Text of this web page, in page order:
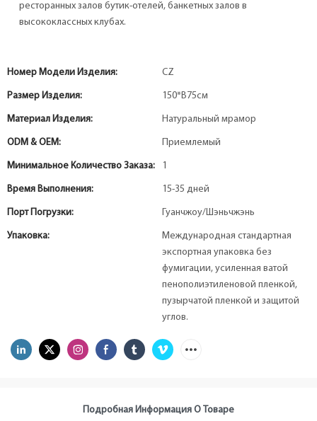
ресторанных залов бутик-отелей, банкетных залов в
высококлассных клубах.
Номер Модели Изделия: CZ
Размер Изделия: 150*В75см
Материал Изделия: Натуральный мрамор
ODM & OEM: Приемлемый
Минимальное Количество Заказа: 1
Время Выполнения: 15-35 дней
Порт Погрузки: Гуанчжоу/Шэньчжэнь
Упаковка:
Международная стандартная
экспортная упаковка без
фумигации, усиленная ватой
пенополиэтиленовой пленкой,
пузырчатой ​​пленкой и защитой
углов.
Подробная Информация О Товаре